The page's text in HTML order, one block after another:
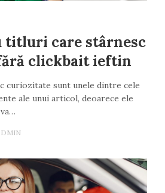
titluri care stârnesc
clickbait ieftin
curiozitate sunt unele dintre cele
ale unui articol, deoarece ele